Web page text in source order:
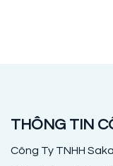
THÔNG TIN
Công Ty TNHH